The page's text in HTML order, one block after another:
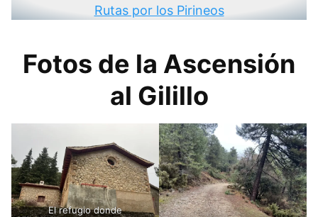
Rutas por los Pirineos
Fotos de la Ascensión
al Gilillo
El refugio donde